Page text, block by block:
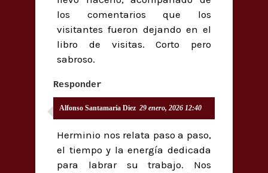
los comentarios que los
visitantes fueron dejando en el
libro de visitas. Corto pero
sabroso.
Responder
Alfonso Santamaría Diez 29 enero, 2026 12:40
Herminio nos relata paso a paso,
el tiempo y la energía dedicada
para labrar su trabajo. Nos